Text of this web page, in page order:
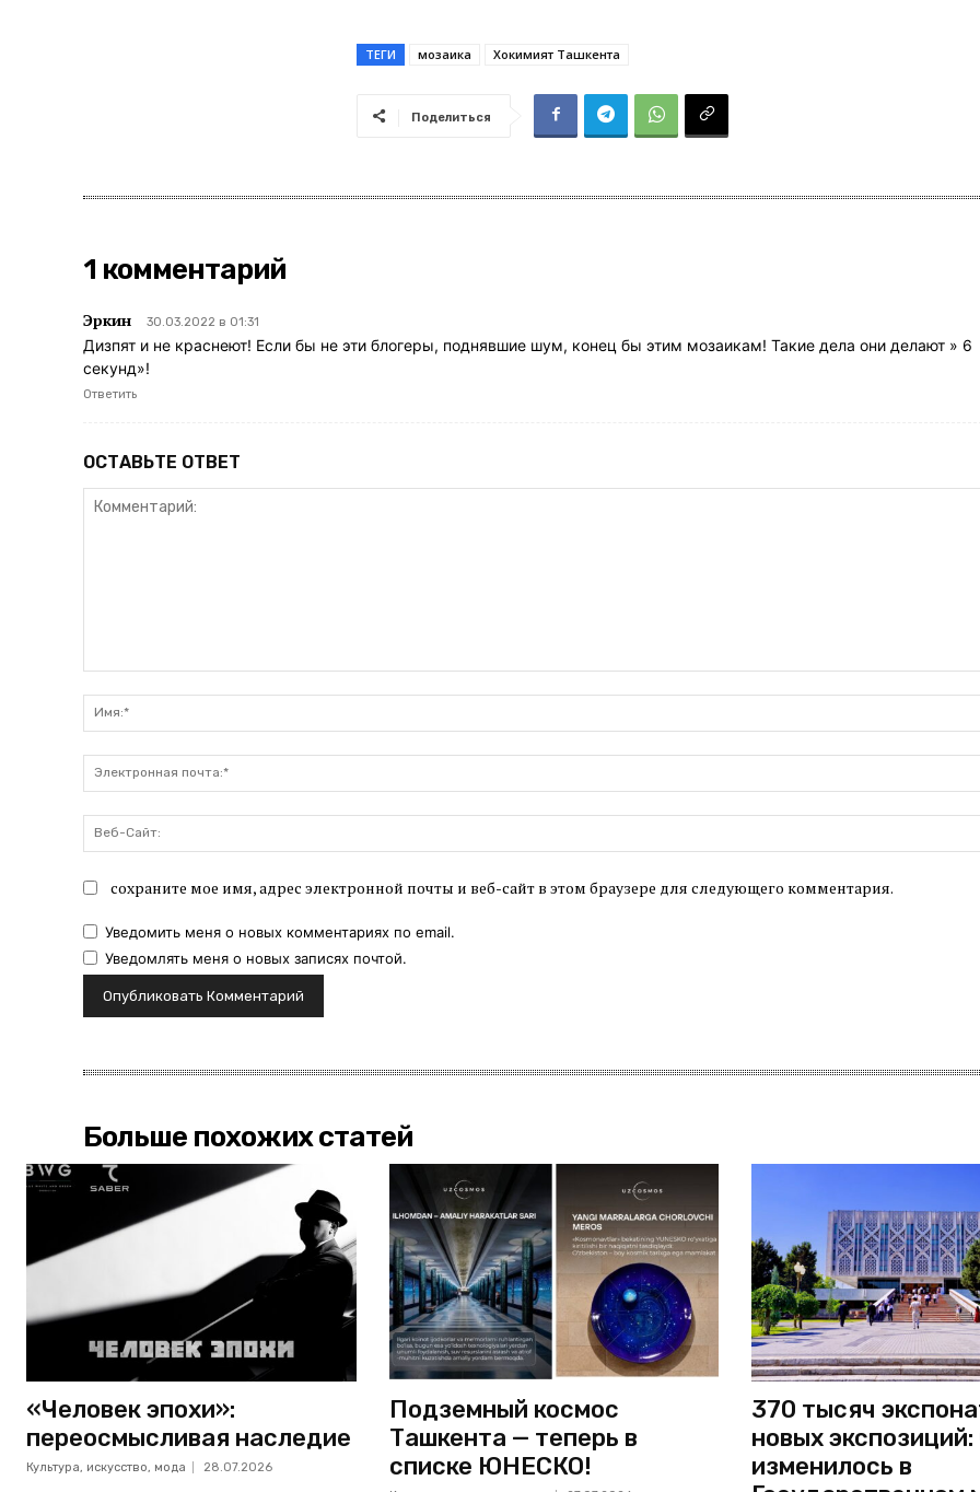
ТЕГИ мозаика Хокимият Ташкента
Поделиться
1 комментарий
Эркин 30.03.2022 в 01:31
Дизпят и не краснеют! Если бы не эти блогеры, поднявшие шум, конец бы этим мозаикам! Такие дела они делают » 6
секунд»!
Ответить
ОСТАВЬТЕ ОТВЕТ
сохраните мое имя, адрес электронной почты и веб-сайт в этом браузере для следующего комментария.
Уведомить меня о новых комментариях по email.
Уведомлять меня о новых записях почтой.
Больше похожих статей
«Человек эпохи»:
переосмысливая наследие
Культура, искусство, мода 28.07.2026
Подземный космос
Ташкента — теперь в
списке ЮНЕСКО!
370 тысяч
новых экспозиций:
изменилось в